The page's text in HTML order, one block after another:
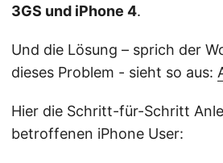
3GS und iPhone 4.
Und die Lösung – sprich der
dieses Problem - sieht so aus:
Hier die Schritt-für-Schritt
betroffenen iPhone User: